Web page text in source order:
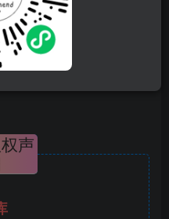
度上利用了你的带宽。
声